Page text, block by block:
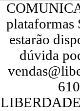
plataformas
estarão
dúvida